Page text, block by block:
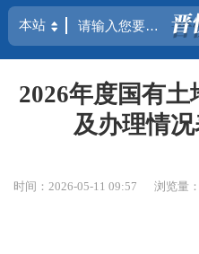
2026年度国有
及办理情况
时间：2026-05-11 09:57 浏览量